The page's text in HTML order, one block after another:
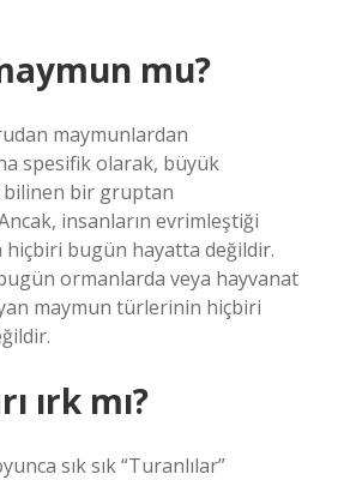
mu?
maymunlardan
spesifik olarak, büyük
bir gruptan
insanların evrimleştiği
bugün hayatta değildir.
ormanlarda veya hayvanat
maymun türlerinin hiçbiri
ırk mı?
sık sık “Turanlılar”